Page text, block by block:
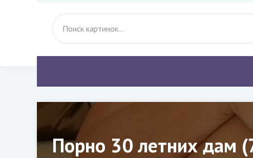
Порно 30 летних дам